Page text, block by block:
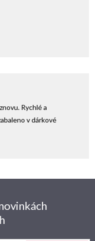
Rychlé a
v dárkové